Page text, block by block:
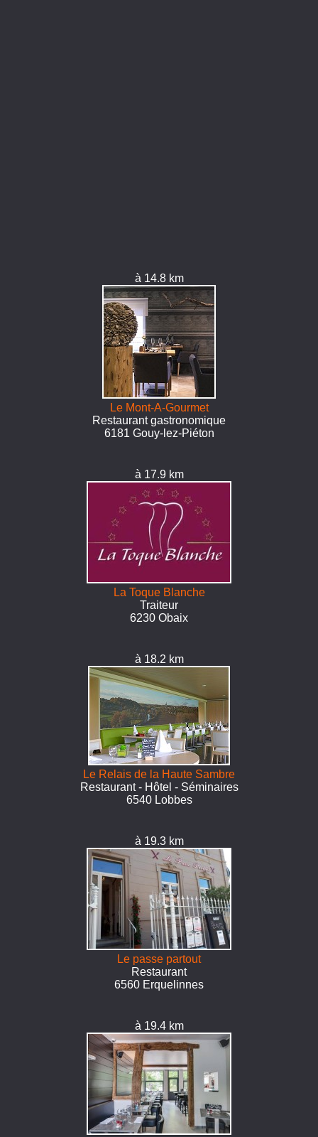
à 14.8 km
Le Mont-A-Gourmet
Restaurant gastronomique
6181 Gouy-lez-Piéton
à 17.9 km
La Toque Blanche
Traiteur
6230 Obaix
à 18.2 km
Le Relais de la Haute Sambre
Restaurant - Hôtel - Séminaires
6540 Lobbes
à 19.3 km
Le passe partout
Restaurant
6560 Erquelinnes
à 19.4 km